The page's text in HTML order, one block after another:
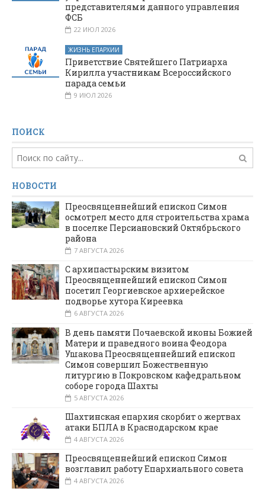
представителями данного управления
ФСБ
22 ИЮЛ 2026
ЖИЗНЬ ЕПАРХИИ
Приветствие Святейшего Патриарха
Кирилла участникам Всероссийского
парада семьи
9 ИЮЛ 2026
ПОИСК
НОВОСТИ
Преосвященнейший епископ Симон
осмотрел место для строительства храма
в поселке Персиановский Октябрьского
района
7 АВГУСТА 2026
С архипастырским визитом
Преосвященнейший епископ Симон
посетил Георгиевское архиерейское
подворье хутора Киреевка
6 АВГУСТА 2026
В день памяти Почаевской иконы Божией
Матери и праведного воина Феодора
Ушакова Преосвященнейший епископ
Симон совершил Божественную
литургию в Покровском кафедральном
соборе города Шахты
5 АВГУСТА 2026
Шахтинская епархия скорбит о жертвах
атаки БПЛА в Краснодарском крае
4 АВГУСТА 2026
Преосвященнейший епископ Симон
возглавил работу Епархиального совета
4 АВГУСТА 2026